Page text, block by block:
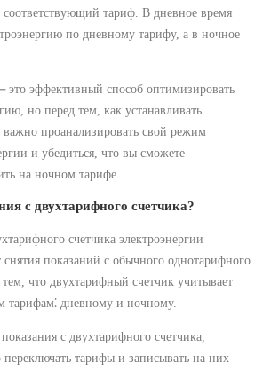
соответствующий тариф. В дневное время
по дневному тарифу, а в ночное
это эффективный способ оптимизировать
но перед тем, как устанавливать
проанализировать свой режим
и убедиться, что вы сможете
на ночном тарифе.
с двухтарифного счетчика?
счетчика электроэнергии
снятия показаний с обычного однотарифного
тем, что двухтарифный счетчик учитывает
тарифам⁚ дневному и ночному.
с двухтарифного счетчика,
тарифы и записывать на них